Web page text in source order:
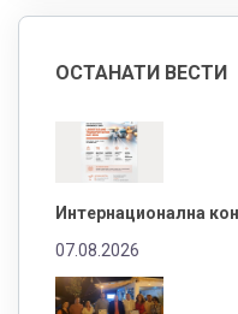
ОСТАНАТИ ВЕСТИ
Интернационална
07.08.2026